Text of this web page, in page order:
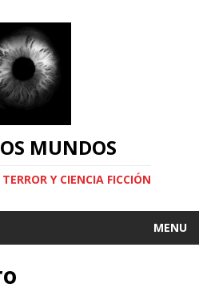
MUNDOS
Y CIENCIA FICCIÓN
MENU